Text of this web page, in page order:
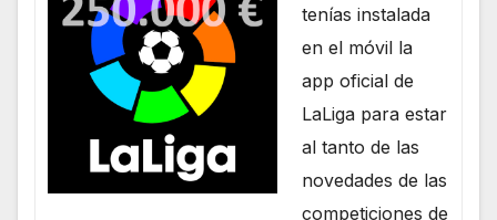
tenías instalada
en el móvil la
app oficial de
LaLiga para estar
al tanto de las
novedades de las
competiciones de